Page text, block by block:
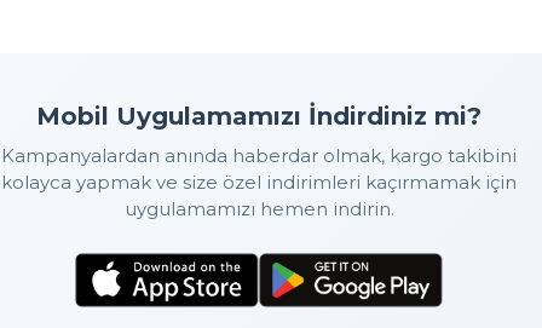
Mobil Uygulamamızı İndirdiniz mi?
Kampanyalardan anında haberdar olmak, kargo takibini
kolayca yapmak ve size özel indirimleri kaçırmamak için
uygulamamızı hemen indirin.